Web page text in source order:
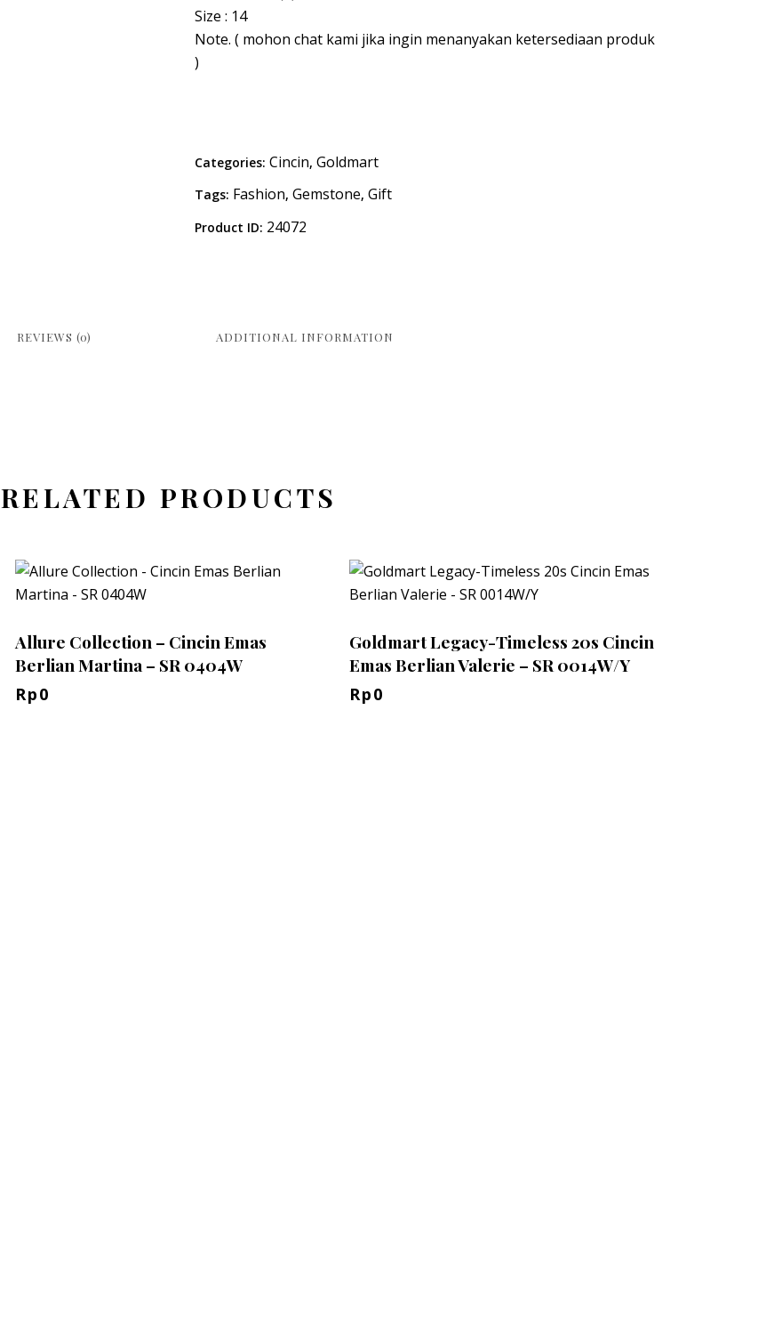
Size : 14
Note. ( mohon chat kami jika ingin menanyakan ketersediaan produk
)
Categories: Cincin, Goldmart
Tags: Fashion, Gemstone, Gift
Product ID: 24072
REVIEWS (0) ADDITIONAL INFORMATION
RELATED PRODUCTS
Allure Collection – Cincin Emas
Berlian Martina – SR 0404W
Rp0
Goldmart Legacy-Timeless 20s Cincin
Emas Berlian Valerie – SR 0014W/Y
Rp0